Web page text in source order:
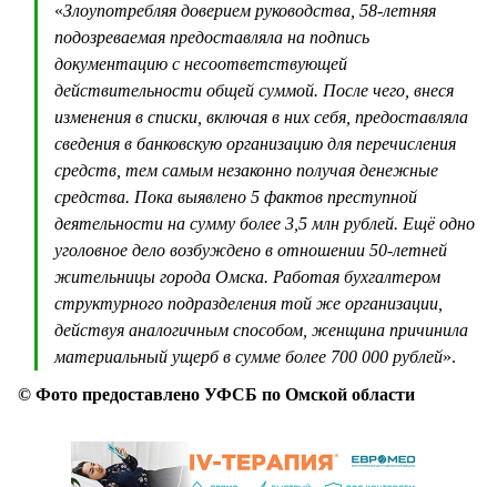
«Злоупотребляя доверием руководства, 58-летняя
подозреваемая предоставляла на подпись
документацию с несоответствующей
действительности общей суммой. После чего, внеся
изменения в списки, включая в них себя, предоставляла
сведения в банковскую организацию для перечисления
средств, тем самым незаконно получая денежные
средства. Пока выявлено 5 фактов преступной
деятельности на сумму более 3,5 млн рублей. Ещё одно
уголовное дело возбуждено в отношении 50-летней
жительницы города Омска. Работая бухгалтером
структурного подразделения той же организации,
действуя аналогичным способом, женщина причинила
материальный ущерб в сумме более 700 000 рублей».
© Фото предоставлено УФСБ по Омской области